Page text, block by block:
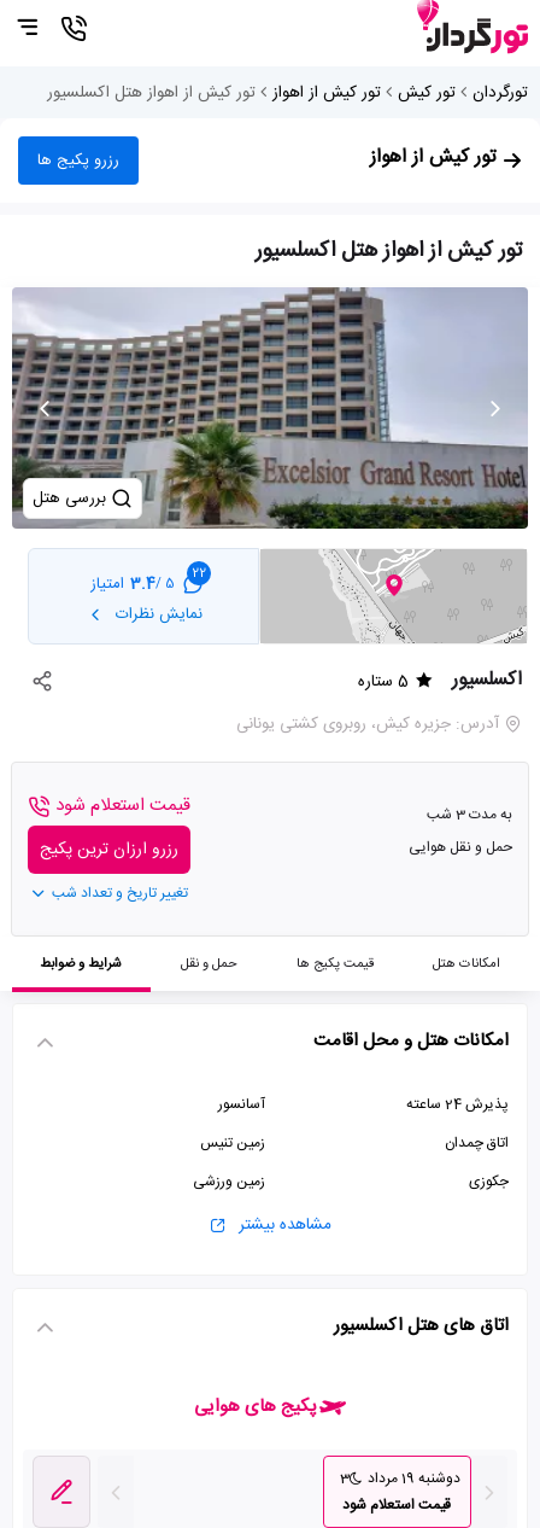
تورگردان تور کیش تور کیش از اهواز تور کیش از اهواز هتل اکسلسیور
تور کیش از اهواز رزرو پکیج ها
تور کیش از اهواز هتل اکسلسیور
بررسی هتل
22
5 /
3.4 امتیاز
نمایش نظرات
اکسلسیور
5 ستاره
آدرس: جزیره کیش، روبروی کشتی یونانی
به مدت 3 شب
حمل و نقل هوایی
قیمت استعلام شود
رزرو ارزان ترین پکیج
تغییر تاریخ و تعداد شب
امکانات هتل قیمت پکیج ها حمل و نقل شرایط و ضوابط
امکانات هتل و محل اقامت
پذیرش 24 ساعته
آسانسور
اتاق چمدان
زمین تنیس
جکوزی
زمین ورزشی
سالن بیلیاردمشاهده بیشتر
اتاق های هتل اکسلسیور
پکیج های هوایی
دوشنبه 19 مرداد
3
قیمت استعلام شود